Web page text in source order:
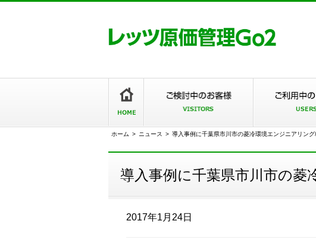
ホーム > ニュース > 導入事例に千葉県市川市の菱冷環境エンジニアリング
導入事例に千葉県市川市の菱
2017年1月24日